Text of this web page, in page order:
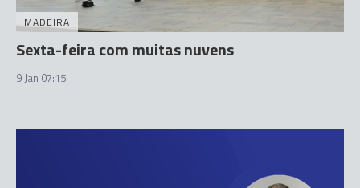
MADEIRA
Sexta-feira com muitas nuvens
9 Jan 07:15